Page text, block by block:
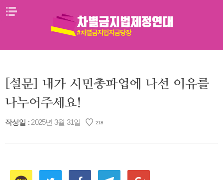
Skip
[설문] 내가 시민총파업에 나선 이유를
나누어주세요!
작성일 : 2025년 3월 31일 218